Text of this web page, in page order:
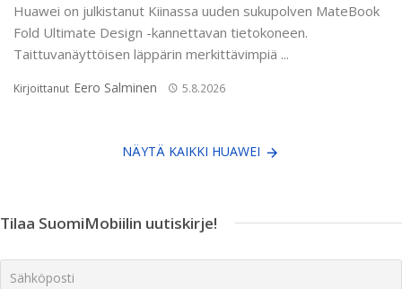
Huawei on julkistanut Kiinassa uuden sukupolven MateBook
Fold Ultimate Design -kannettavan tietokoneen.
Taittuvanäyttöisen läppärin merkittävimpiä ...
Kirjoittanut Eero Salminen 5.8.2026
NÄYTÄ KAIKKI HUAWEI
Tilaa SuomiMobiilin uutiskirje!